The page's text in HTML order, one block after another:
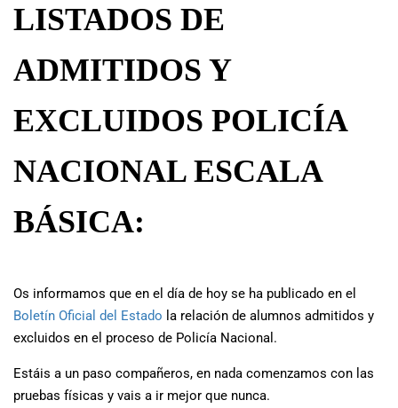
LISTADOS DE
ADMITIDOS Y
EXCLUIDOS POLICÍA
NACIONAL ESCALA
BÁSICA:
Os informamos que en el día de hoy se ha publicado en el
Boletín Oficial del Estado la relación de alumnos admitidos y
excluidos en el proceso de Policía Nacional.
Estáis a un paso compañeros, en nada comenzamos con las
pruebas físicas y vais a ir mejor que nunca.